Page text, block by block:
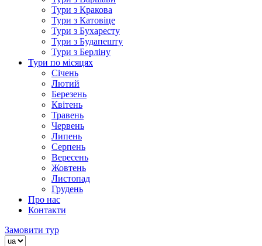
Тури з Кракова
Тури з Катовіце
Тури з Бухаресту
Тури з Будапешту
Тури з Берліну
Тури по місяцях
Січень
Лютий
Березень
Квітень
Травень
Червень
Липень
Серпень
Вересень
Жовтень
Листопад
Грудень
Про нас
Контакти
Замовити тур